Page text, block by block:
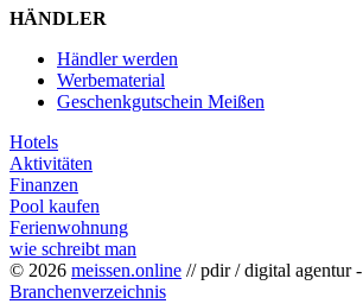
HÄNDLER
Händler werden
Werbematerial
Geschenkgutschein Meißen
Hotels
Aktivitäten
Finanzen
Pool kaufen
Ferienwohnung
wie schreibt man
© 2026 meissen.online // pdir / digital agentur -
Branchenverzeichnis